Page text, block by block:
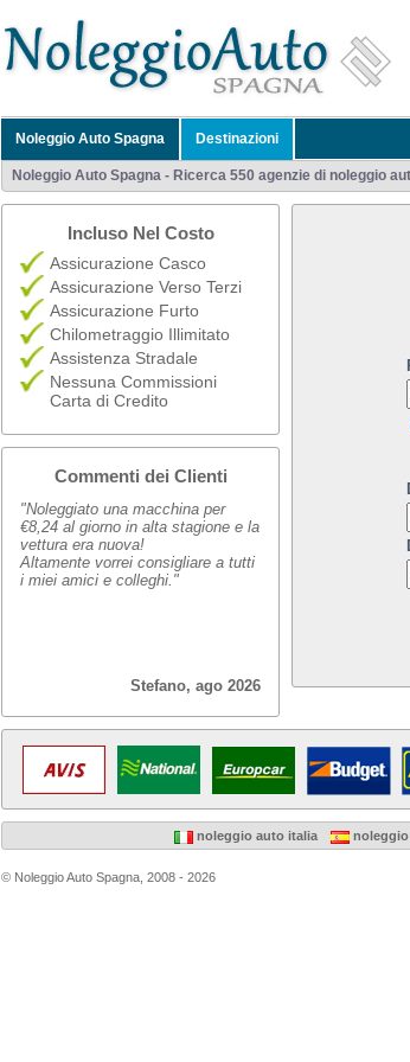
Noleggio Auto Spagna Destinazioni
Noleggio Auto Spagna - Ricerca 550 agenzie di noleggio
Incluso Nel Costo
Assicurazione Casco
Assicurazione Verso Terzi
Assicurazione Furto
Chilometraggio Illimitato
Assistenza Stradale
Nessuna Commissioni
Carta di Credito
Commenti dei Clienti
"Noleggiato una macchina per
€8,24 al giorno in alta stagione e la
vettura era nuova!
Altamente vorrei consigliare a tutti
i miei amici e colleghi."
Stefano, ago 2026
noleggio auto italia
© Noleggio Auto Spagna, 2008 - 2026